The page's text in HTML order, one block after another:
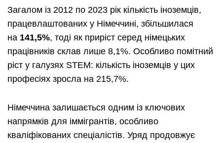
Загалом із 2012 по 2023 рік кількість іноземців,
працевлаштованих у Німеччині, збільшилася
на 141,5%, тоді як приріст серед німецьких
працівників склав лише 8,1%. Особливо помітний
ріст у галузях STEM: кількість іноземців у цих
професіях зросла на 215,7%.
Німеччина залишається одним із ключових
напрямків для іммігрантів, особливо
кваліфікованих спеціалістів. Уряд продовжує